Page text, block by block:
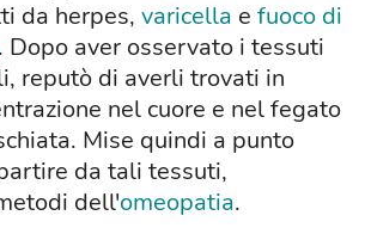
da herpes, varicella e fuoco di
. Dopo aver osservato i tessuti
reputò di averli trovati in
nel cuore e nel fegato
Mise quindi a punto
da tali tessuti,
dell'omeopatia.